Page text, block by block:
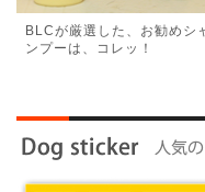
BLCが厳選した、お勧めシ
ンプーは、コレッ！